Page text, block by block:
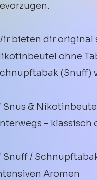
bieten dir original
ohne
(Snuff)
Snus &
– klassisch
Snuff /
Aromen